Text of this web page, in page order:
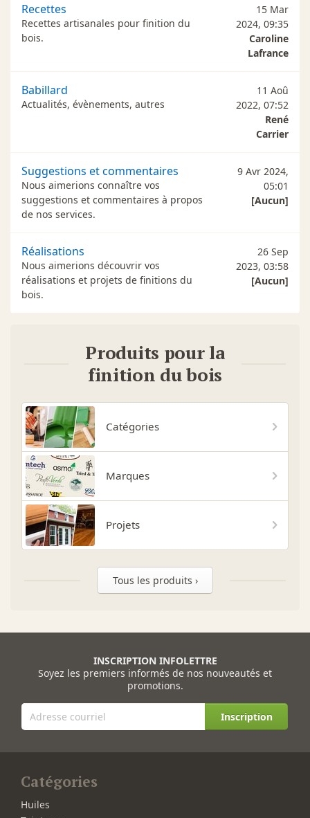
Recettes
Recettes artisanales pour finition du
bois.
15 Mar
2024, 09:35
Caroline
Lafrance
Babillard
Actualités, évènements, autres
11 Aoû
2022, 07:52
René
Carrier
Suggestions et commentaires
Nous aimerions connaître vos
suggestions et commentaires à propos
de nos services.
9 Avr 2024,
05:01
[Aucun]
Réalisations
Nous aimerions découvrir vos
réalisations et projets de finitions du
bois.
26 Sep
2023, 03:58
[Aucun]
Produits pour la
finition du bois
Catégories
Marques
Projets
Tous les produits ›
INSCRIPTION INFOLETTRE
Soyez les premiers informés de nos nouveautés et
promotions.
Inscription
Catégories
Huiles